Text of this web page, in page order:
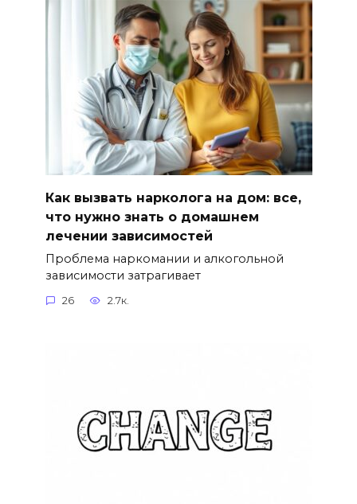
Как вызвать нарколога на дом: все,
что нужно знать о домашнем
лечении зависимостей
Проблема наркомании и алкогольной
зависимости затрагивает
26 2.7к.